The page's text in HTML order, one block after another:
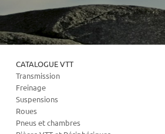
CATALOGUE VTT
Transmission
Freinage
Suspensions
Roues
Pneus et chambres